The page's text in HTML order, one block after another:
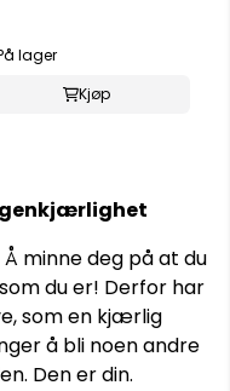
lager
Kjøp
minne deg på at du
du er! Derfor har
som en kjærlig
å bli noen andre
Den er din.